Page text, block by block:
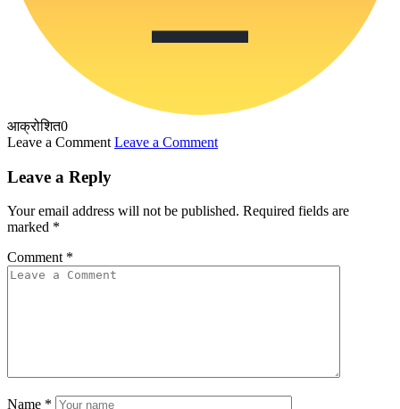
आक्रोशित0
Leave a Comment Leave a Comment
Leave a Reply
Your email address will not be published. Required fields are
marked *
Comment *
Name *